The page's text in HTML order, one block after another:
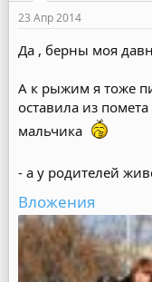
23 Апр 2014
Да , берны моя
А к рыжим я тоже
оставила из
мальчика
- а у родителей
Вложения